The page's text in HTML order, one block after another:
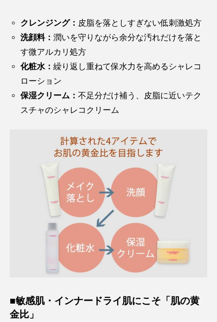
クレンジング： 皮脂を落としすぎない低刺激処方
洗顔料：潤いを守りながら余分な汚れだけを落と
す微アルカリ処方
化粧水：繰り返し重ねて保水力を高めるシャレコ
ローション
保湿クリーム：不足分だけ補う、皮脂に近いテク
スチャのシャレコクリーム
■敏感肌・インナードライ肌にこそ「肌の黄
金比」